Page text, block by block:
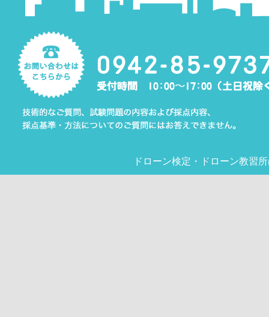
ドローン検定 ・ ドローン教習所